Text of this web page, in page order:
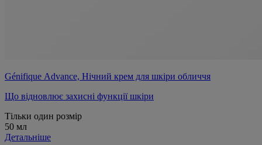
Génifique Advance, Нічний крем для шкіри обличчя
Що відновлює захисні функції шкіри
Тільки один розмір
50 мл
Детальніше